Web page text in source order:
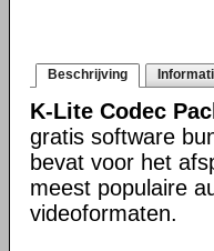
Beschrijving
K-Lite Codec
gratis software
bevat voor het
meest populaire
videoformaten.